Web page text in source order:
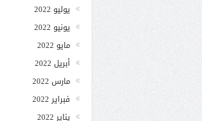
يوليو 2022
يونيو 2022
مايو 2022
أبريل 2022
مارس 2022
فبراير 2022
يناير 2022